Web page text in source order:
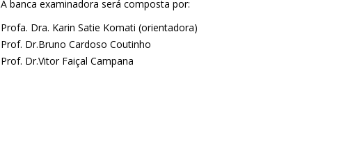
A banca examinadora será composta por:
Profa. Dra. Karin Satie Komati (orientadora)
Prof. Dr.Bruno Cardoso Coutinho
Prof. Dr.Vitor Faiçal Campana